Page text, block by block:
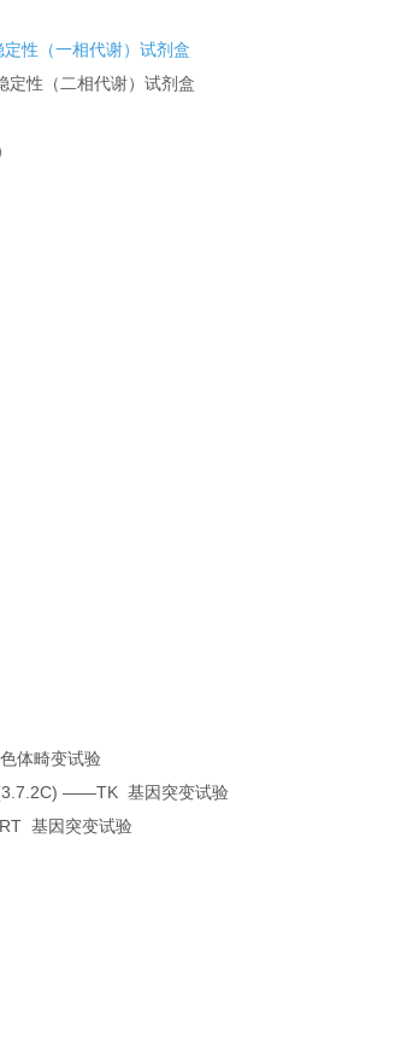
性（一相代谢）试剂盒
定性（二相代谢）试剂盒
体畸变试验
——TK 基因突变试验
基因突变试验